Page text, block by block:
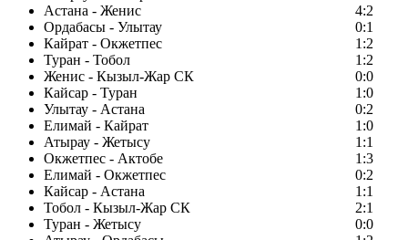
Астана - Женис
4:2
Ордабасы - Улытау
0:1
Кайрат - Окжетпес
1:2
Туран - Тобол
1:2
Женис - Кызыл-Жар СК
0:0
Кайсар - Туран
1:0
Улытау - Астана
0:2
Елимай - Кайрат
1:0
Атырау - Жетысу
1:1
Окжетпес - Актобе
1:3
Елимай - Окжетпес
0:2
Кайсар - Астана
1:1
Тобол - Кызыл-Жар СК
2:1
Туран - Жетысу
0:0